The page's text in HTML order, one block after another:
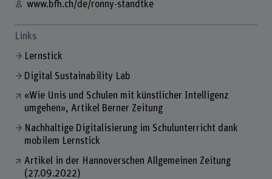
www.bfh.ch/de/ronny-standtke
Links
Lernstick
Digital Sustainability Lab
«Wie Unis und Schulen mit künstlicher Intelligenz
umgehen», Artikel Berner Zeitung
Nachhaltige Digitalisierung im Schulunterricht dank
mobilem Lernstick
Artikel in der Hannoverschen Allgemeinen Zeitung
(27.09.2022)